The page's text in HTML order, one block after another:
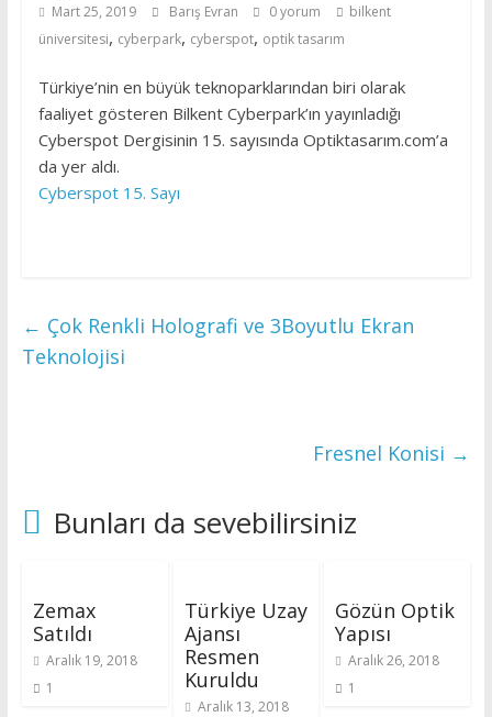
Mart 25, 2019 Barış Evran 0 yorum
bilkent
üniversitesi, cyberpark, cyberspot, optik tasarım
Türkiye’nin en büyük teknoparklarından biri olarak
faaliyet gösteren Bilkent Cyberpark’ın yayınladığı
Cyberspot Dergisinin 15. sayısında Optiktasarım.com’a
da yer aldı.
Cyberspot 15. Sayı
← Çok Renkli Holografi ve 3Boyutlu Ekran
Teknolojisi
Fresnel Konisi →
Bunları da sevebilirsiniz
Zemax
Satıldı
Aralık 19, 2018
1
Türkiye Uzay
Ajansı
Resmen
Kuruldu
Aralık 13, 2018
Gözün Optik
Yapısı
Aralık 26, 2018
1